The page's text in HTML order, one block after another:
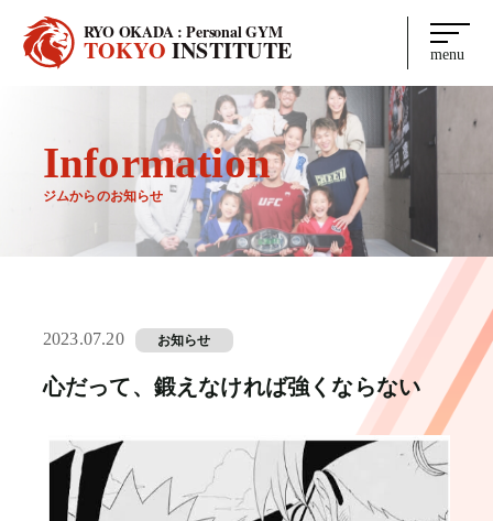
RYO OKADA : Personal GYM
TOKYO INSTITUTE menu
Information
ジムからのお知らせ
2023.07.20 お知らせ
心だって、鍛えなければ強くならない